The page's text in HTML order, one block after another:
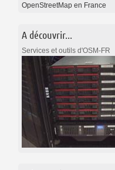
OpenStreetMap en France
A découvrir...
Services et outils d'OSM-FR